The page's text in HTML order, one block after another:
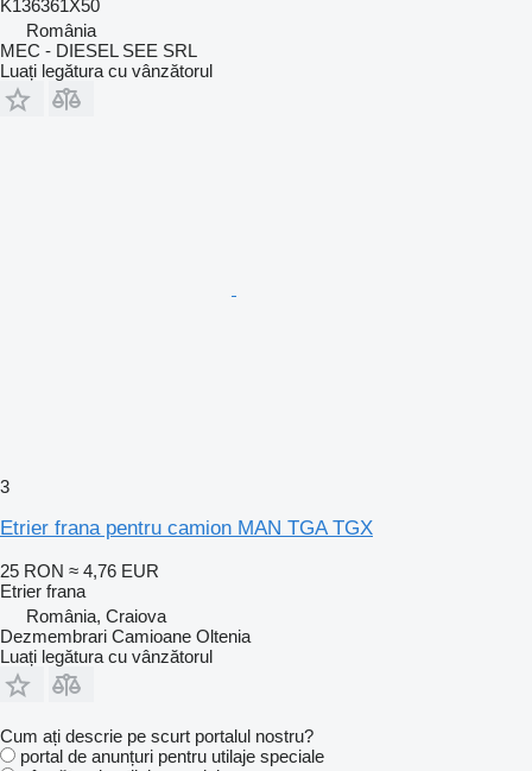
K136361X50
România
MEC - DIESEL SEE SRL
Luați legătura cu vânzătorul
3
Etrier frana pentru camion MAN TGA TGX
25 RON ≈ 4,76 EUR
Etrier frana
România, Craiova
Dezmembrari Camioane Oltenia
Luați legătura cu vânzătorul
Cum ați descrie pe scurt portalul nostru?
portal de anunțuri pentru utilaje speciale